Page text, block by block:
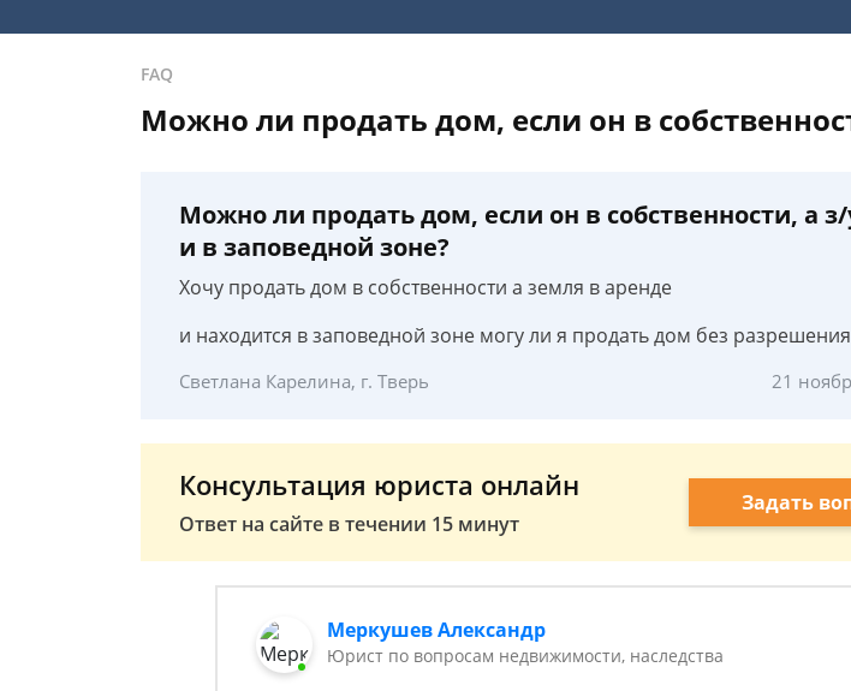
FAQ
Можно ли продать дом, если он в
Можно ли продать дом, если он в собственности, а
и в заповедной зоне?
Хочу продать дом в собственности а земля в аренде
и находится в заповедной зоне могу ли я продать дом без
Светлана Карелина, г. Тверь 21
Консультация юриста онлайн
Ответ на сайте в течении 15 минут
Задать
Меркушев Александр
Юрист по вопросам недвижимости, наследства